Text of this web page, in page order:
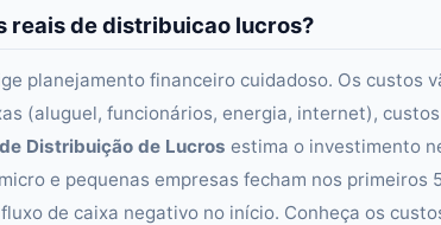
reais de distribuicao lucros?
planejamento financeiro cuidadoso. Os custos
(aluguel, funcionários, energia, internet),
Distribuição de Lucros estima o investimento
micro e pequenas empresas fecham nos
de caixa negativo no início. Conheça os